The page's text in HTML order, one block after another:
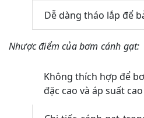
Dễ dàng tháo lắp để
Nhược điểm của bơm cánh gạt:
Không thích hợp để
đặc cao và áp suất cao